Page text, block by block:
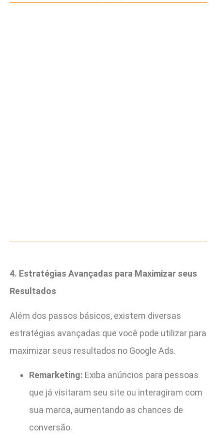
4. Estratégias Avançadas para Maximizar seus
Resultados
Além dos passos básicos, existem diversas
estratégias avançadas que você pode utilizar para
maximizar seus resultados no Google Ads.
Remarketing: Exiba anúncios para pessoas
que já visitaram seu site ou interagiram com
sua marca, aumentando as chances de
conversão.